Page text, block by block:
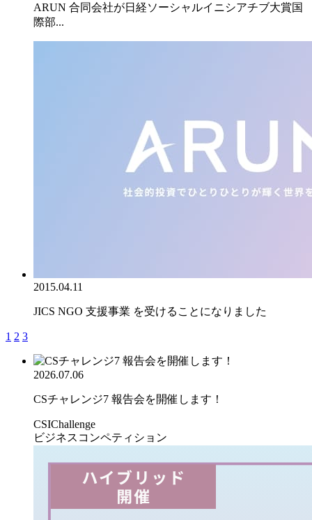
ARUN 合同会社が日経ソーシャルイニシアチブ大賞国
際部...
2015.04.11
JICS NGO 支援事業 を受けることになりました
1 2 3
2026.07.06
CSチャレンジ7 報告会を開催します！
CSIChallenge
ビジネスコンペティション